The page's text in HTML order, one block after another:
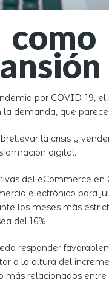
por COVID-19,
demanda, que
la crisis y
digital.
del eCommerce
electrónico para
los meses más
del 16%.
responder
a la altura del
relacionados entre